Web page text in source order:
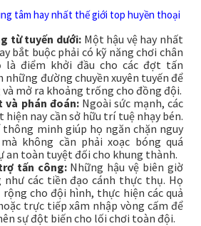
tâm hay nhất thế giới top huyền thoại
từ tuyến dưới: Một hậu vệ hay nhất
bắt buộc phải có kỹ năng chơi chân
là điểm khởi đầu cho các đợt tấn
những đường chuyền xuyên tuyến để
mở ra khoảng trống cho đồng đội.
và phán đoán:Ngoài sức mạnh, các
hiện nay cần sở hữu trí tuệ nhạy bén.
thông minh giúp họ ngăn chặn nguy
không cần phải xoạc bóng quá
an toàn tuyệt đối cho khung thành.
tấn công:Những hậu vệ biên giờ
như các tiền đạo cánh thực thụ. Họ
rộng cho đội hình, thực hiện các quả
trực tiếp xâm nhập vòng cấm để
sự đột biến cho lối chơi toàn đội.